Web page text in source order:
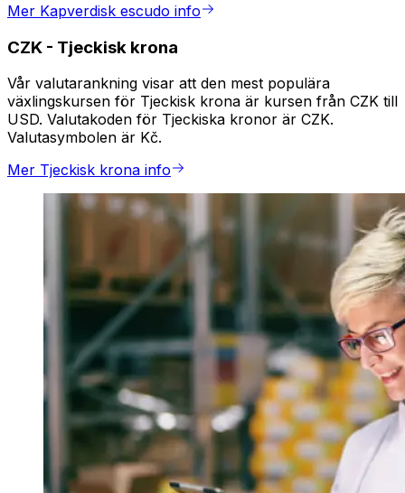
Mer Kapverdisk escudo info
CZK - Tjeckisk krona
Vår valutarankning visar att den mest populära
växlingskursen för Tjeckisk krona är kursen från CZK till
USD. Valutakoden för Tjeckiska kronor är CZK.
Valutasymbolen är Kč.
Mer Tjeckisk krona info